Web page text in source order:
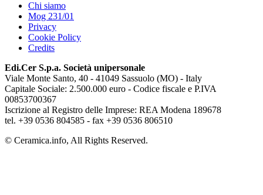
Chi siamo
Mog 231/01
Privacy
Cookie Policy
Credits
Edi.Cer S.p.a. Società unipersonale
Viale Monte Santo, 40 - 41049 Sassuolo (MO) - Italy
Capitale Sociale: 2.500.000 euro - Codice fiscale e P.IVA
00853700367
Iscrizione al Registro delle Imprese: REA Modena 189678
tel. +39 0536 804585 - fax +39 0536 806510
© Ceramica.info, All Rights Reserved.